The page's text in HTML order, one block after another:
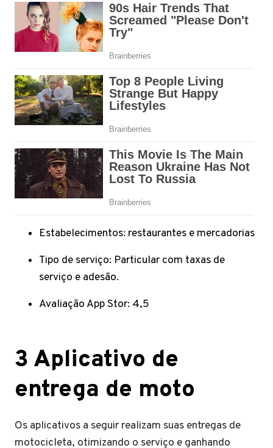
Estabelecimentos: restaurantes e mercadorias
Tipo de serviço: Particular com taxas de
serviço e adesão.
Avaliação App Stor: 4,5
3 Aplicativo de
entrega de moto
Os aplicativos a seguir realizam suas entregas de
motocicleta, otimizando o serviço e ganhando